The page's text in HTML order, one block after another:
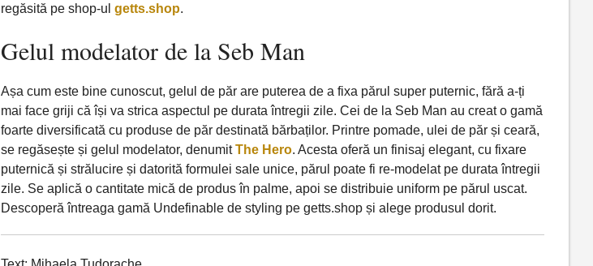
regăsită pe shop-ul getts.shop.
Gelul modelator de la Seb Man
Așa cum este bine cunoscut, gelul de păr are puterea de a fixa părul super puternic, fără a-ți
mai face griji că își va strica aspectul pe durata întregii zile. Cei de la Seb Man au creat o gamă
foarte diversificată cu produse de păr destinată bărbaților. Printre pomade, ulei de păr și ceară,
se regăsește și gelul modelator, denumitThe Hero. Acesta oferă un finisaj elegant, cu fixare
puternică și strălucire și datorită formulei sale unice, părul poate fi re-modelat pe durata întregii
zile. Se aplică o cantitate mică de produs în palme, apoi se distribuie uniform pe părul uscat.
Descoperă întreaga gamă Undefinable de styling pe getts.shop și alege produsul dorit.